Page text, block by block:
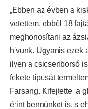
„Ebben az évben a
vetettem, ebből 18
meghonosítani az
hívunk. Ugyanis ezek
ilyen a csicseriborsó
fekete típusát
Farsang. Kifejtette, a
érint bennünket is, s